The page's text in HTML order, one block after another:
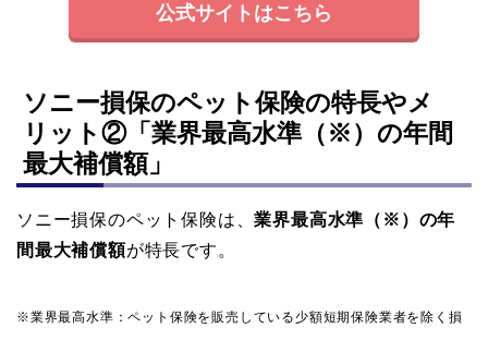
公式サイトはこちら
ソニー損保のペット保険の特長やメ
リット②「業界最高水準（※）の年間
最大補償額」
ソニー損保のペット保険は、業界最高水準（※）の年
間最大補償額が特長です。
※業界最高水準：ペット保険を販売している少額短期保険業者を除く損